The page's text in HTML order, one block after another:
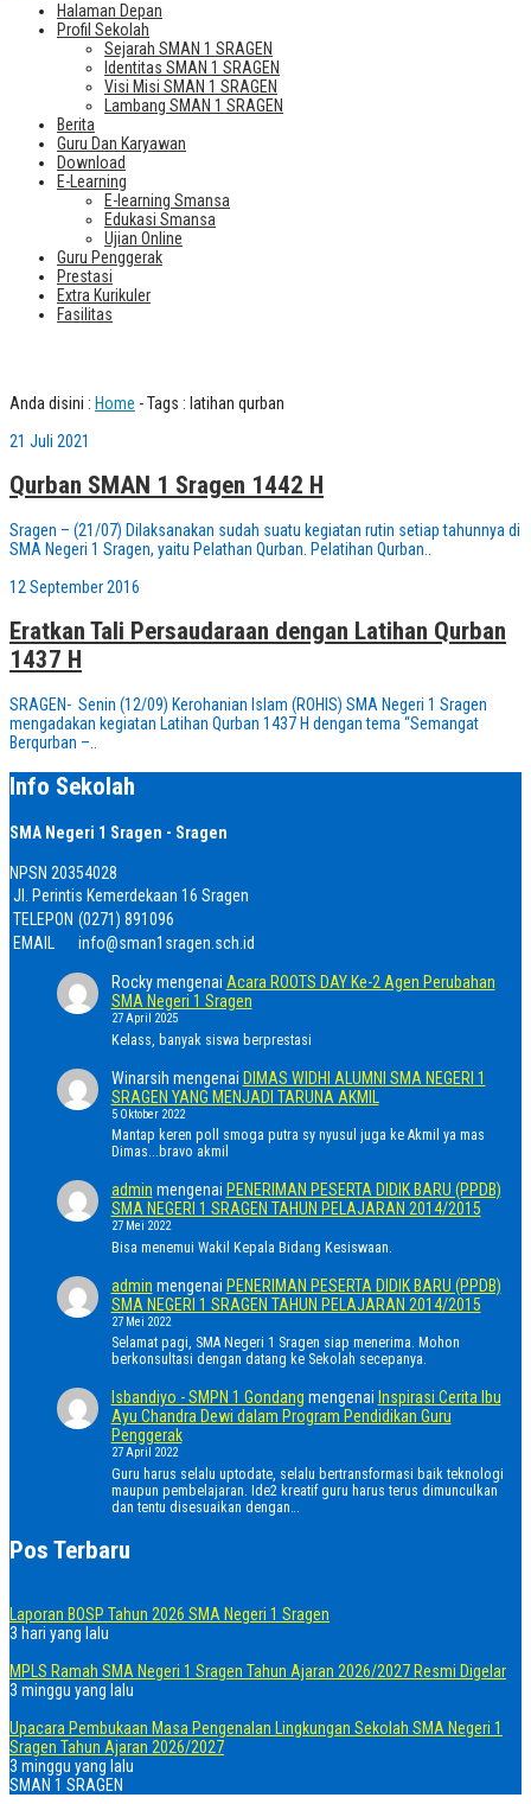
Halaman Depan
Profil Sekolah
Sejarah SMAN 1 SRAGEN
Identitas SMAN 1 SRAGEN
Visi Misi SMAN 1 SRAGEN
Lambang SMAN 1 SRAGEN
Berita
Guru Dan Karyawan
Download
E-Learning
E-learning Smansa
Edukasi Smansa
Ujian Online
Guru Penggerak
Prestasi
Extra Kurikuler
Fasilitas
Anda disini : Home -Tags : latihan qurban
21 Juli 2021
Qurban SMAN 1 Sragen 1442 H
Sragen – (21/07) Dilaksanakan sudah suatu kegiatan rutin setiap tahunnya di
SMA Negeri 1 Sragen, yaitu Pelathan Qurban. Pelatihan Qurban..
12 September 2016
Eratkan Tali Persaudaraan dengan Latihan Qurban
1437 H
SRAGEN- Senin (12/09) Kerohanian Islam (ROHIS) SMA Negeri 1 Sragen
mengadakan kegiatan Latihan Qurban 1437 H dengan tema “Semangat
Berqurban –..
Info Sekolah
SMA Negeri 1 Sragen - Sragen
NPSN 20354028
Jl. Perintis Kemerdekaan 16 Sragen
TELEPON (0271) 891096
EMAIL
info@sman1sragen.sch.id
Rockymengenai Acara ROOTS DAY Ke-2 Agen Perubahan
SMA Negeri 1 Sragen
27 April 2025
Kelass, banyak siswa berprestasi
Winarsih mengenai DIMAS WIDHI ALUMNI SMA NEGERI 1
SRAGEN YANG MENJADI TARUNA AKMIL
5 Oktober 2022
Mantap keren poll smoga putra sy nyusul juga ke Akmil ya mas
Dimas...bravo akmil
admin mengenai PENERIMAN PESERTA DIDIK BARU (PPDB)
SMA NEGERI 1 SRAGEN TAHUN PELAJARAN 2014/2015
27 Mei 2022
Bisa menemui Wakil Kepala Bidang Kesiswaan.
admin mengenai PENERIMAN PESERTA DIDIK BARU (PPDB)
SMA NEGERI 1 SRAGEN TAHUN PELAJARAN 2014/2015
27 Mei 2022
Selamat pagi, SMA Negeri 1 Sragen siap menerima. Mohon
berkonsultasi dengan datang ke Sekolah secepanya.
Isbandiyo - SMPN 1 Gondang mengenai Inspirasi Cerita Ibu
Ayu Chandra Dewi dalam Program Pendidikan Guru
Penggerak
27 April 2022
Guru harus selalu uptodate, selalu bertransformasi baik teknologi
maupun pembelajaran. Ide2 kreatif guru harus terus dimunculkan
dan tentu disesuaikan dengan…
Pos Terbaru
Laporan BOSP Tahun 2026 SMA Negeri 1 Sragen
3 hari yang lalu
MPLS Ramah SMA Negeri 1 Sragen Tahun Ajaran 2026/2027 Resmi Digelar
3 minggu yang lalu
Upacara Pembukaan Masa Pengenalan Lingkungan Sekolah SMA Negeri 1
Sragen Tahun Ajaran 2026/2027
3 minggu yang lalu
SMAN 1 SRAGEN